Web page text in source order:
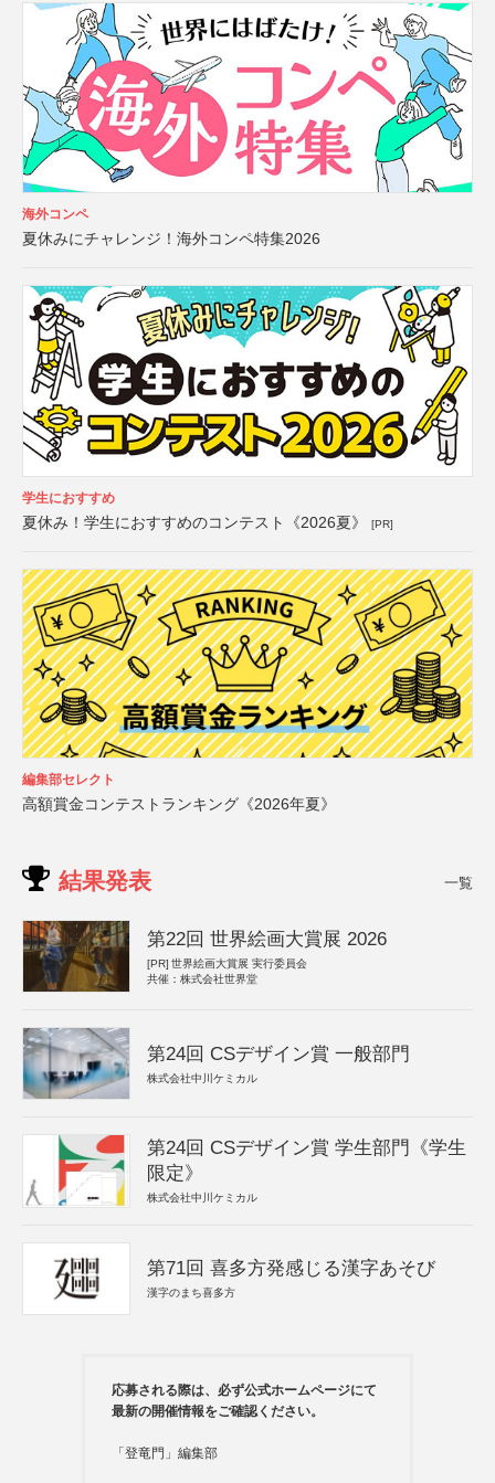
海外コンペ
夏休みにチャレンジ！海外コンペ特集2026
学生におすすめ
夏休み！学生におすすめのコンテスト《2026夏》 [PR]
編集部セレクト
高額賞金コンテストランキング《2026年夏》
結果発表 一覧
第22回 世界絵画大賞展 2026
[PR] 世界絵画大賞展 実行委員会
共催：株式会社世界堂
第24回 CSデザイン賞 一般部門
株式会社中川ケミカル
第24回 CSデザイン賞 学生部門《学生
限定》
株式会社中川ケミカル
第71回 喜多方発感じる漢字あそび
漢字のまち喜多方
応募される際は、必ず公式ホームページにて
最新の開催情報をご確認ください。
「登竜門」編集部